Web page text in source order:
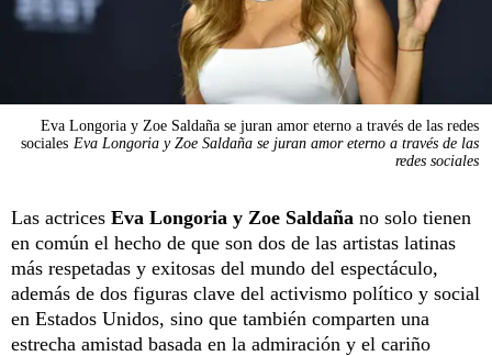
Eva Longoria y Zoe Saldaña se juran amor eterno a través de las redes
sociales Eva Longoria y Zoe Saldaña se juran amor eterno a través de las
redes sociales
Las actrices Eva Longoria y Zoe Saldaña no solo tienen
en común el hecho de que son dos de las artistas latinas
más respetadas y exitosas del mundo del espectáculo,
además de dos figuras clave del activismo político y social
en Estados Unidos, sino que también comparten una
estrecha amistad basada en la admiración y el cariño